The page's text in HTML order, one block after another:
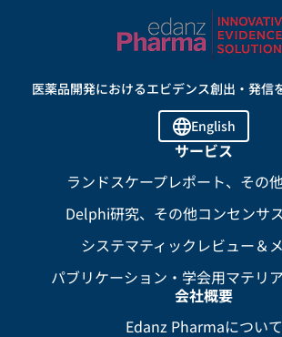
医薬品開発におけるエビデンス創出・発信
English
サービス
ランドスケープレポート、その
Delphi研究、その他コンセンサ
システマティックレビュー＆
パブリケーション・学会用マテリ
会社概要
Edanz Pharmaについて